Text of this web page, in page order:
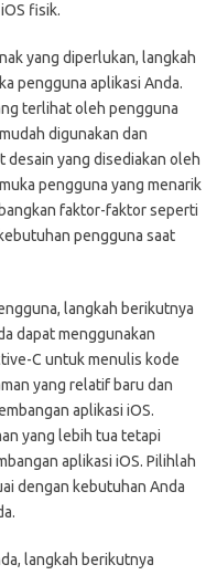
fisik.
yang diperlukan, langkah
pengguna aplikasi Anda.
terlihat oleh pengguna
digunakan dan
desain yang disediakan oleh
pengguna yang menarik
faktor-faktor seperti
pengguna saat
langkah berikutnya
dapat menggunakan
C untuk menulis kode
yang relatif baru dan
aplikasi iOS.
yang lebih tua tetapi
aplikasi iOS. Pilihlah
dengan kebutuhan Anda
langkah berikutnya